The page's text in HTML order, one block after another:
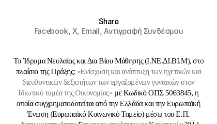
Share
Facebook,X, Email,Αντιγραφή Συνδέσμου
Το Ίδρυμα Νεολαίας και Δια Βίου Μάθησης (Ι.ΝΕ.ΔΙ.ΒΙ.Μ), στο
πλαίσιο της Πράξης: «Ενίσχυση και ανάπτυξη των ηγετικών και
διευθυντικών δεξιοτήτων των εργαζομένων γυναικών στον
Ιδιωτικό τομέα της Οικονομίας» με Κωδικό ΟΠΣ 5063845, η
οποία συγχρηματοδοτείται από την Ελλάδα και την Ευρωπαϊκή
Ένωση (Ευρωπαϊκό Κοινωνικό Ταμείο) μέσω του Ε.Π.